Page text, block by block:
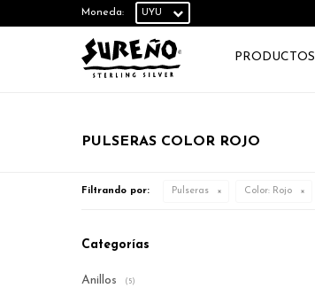
PRODUCTOS
Moneda:
PULSERAS COLOR ROJO
Filtrando por: Pulseras Color: Rojo
Categorías
Anillos (5)